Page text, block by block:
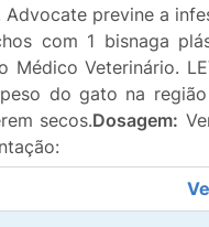
previne a
com 1 bisnaga
Veterinário.
do gato na
secos.Dosagem:
acima de 4 kg